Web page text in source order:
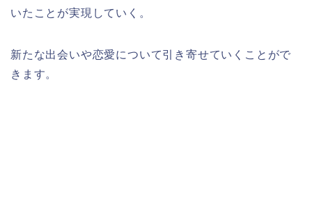
いたことが実現していく。
新たな出会いや恋愛について引き寄せていくことがで
きます。